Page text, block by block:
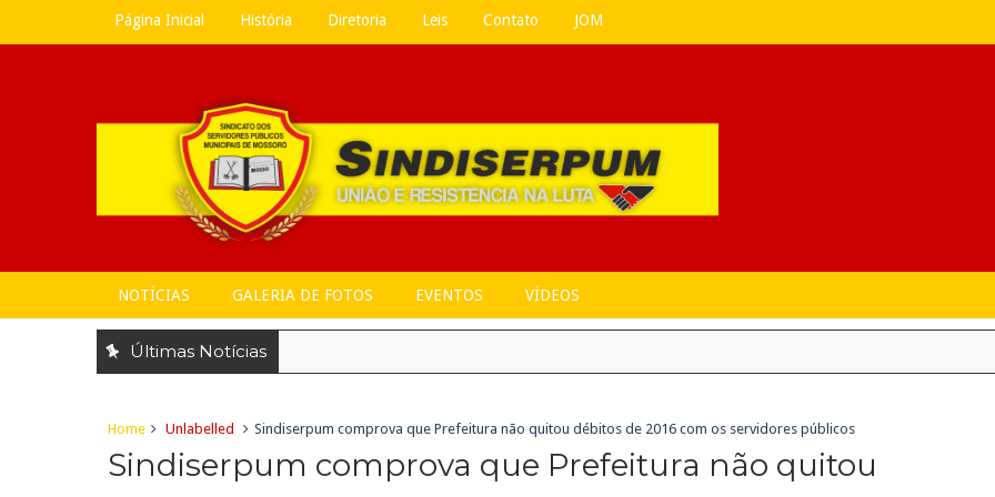
Página Inicial História Diretoria Leis Contato JOM
NOTÍCIAS GALERIA DE FOTOS EVENTOS VÍDEOS
Últimas Notícias
Home Unlabelled Sindiserpum comprova que Prefeitura não quitou débitos de 2016 com os servidores públicos
Sindiserpum comprova que Prefeitura não quitou